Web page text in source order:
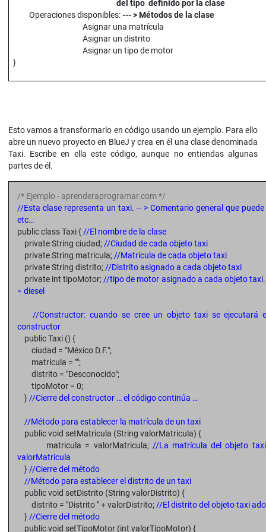
del tipo definido por la clase
Operaciones disponibles:--- > Métodos de la clase
Asignar una matrícula
Asignar un distrito
Asignar un tipo de motor
}
Esto vamos a transformarlo en código usando un ejemplo. Para ello
abre un nuevo proyecto en BlueJ y crea en él una clase denominada
Taxi. Escribe en ella este código, aunque no entiendas algunas
partes de él.
/* Ejemplo - aprenderaprogramar.com */
//Esta clase representa un taxi. -- > Comentario general que
etc…
public class Taxi { //El nombre de la clase
private String ciudad; //Ciudad de cada objeto taxi
private String matricula; //Matrícula de cada objeto taxi
private String distrito; //Distrito asignado a cada objeto taxi
private int tipoMotor; //tipo de motor asignado a cada objeto
= diesel
//Constructor: cuando se cree un objeto taxi se ejecutará
constructor
public Taxi () {
ciudad = "México D.F.";
matricula = "";
distrito = "Desconocido";
tipoMotor = 0;
} //Cierre del constructor … el código continúa …
//Método para establecer la matrícula de un taxi
public void setMatricula (String valorMatricula) {
matricula = valorMatricula; //La matrícula del objeto
valorMatricula
} //Cierre del método
//Método para establecer el distrito de un taxi
public void setDistrito (String valorDistrito) {
distrito = "Distrito " + valorDistrito; //El distrito del objeto taxi
} //Cierre del método
public void setTipoMotor (int valorTipoMotor) {